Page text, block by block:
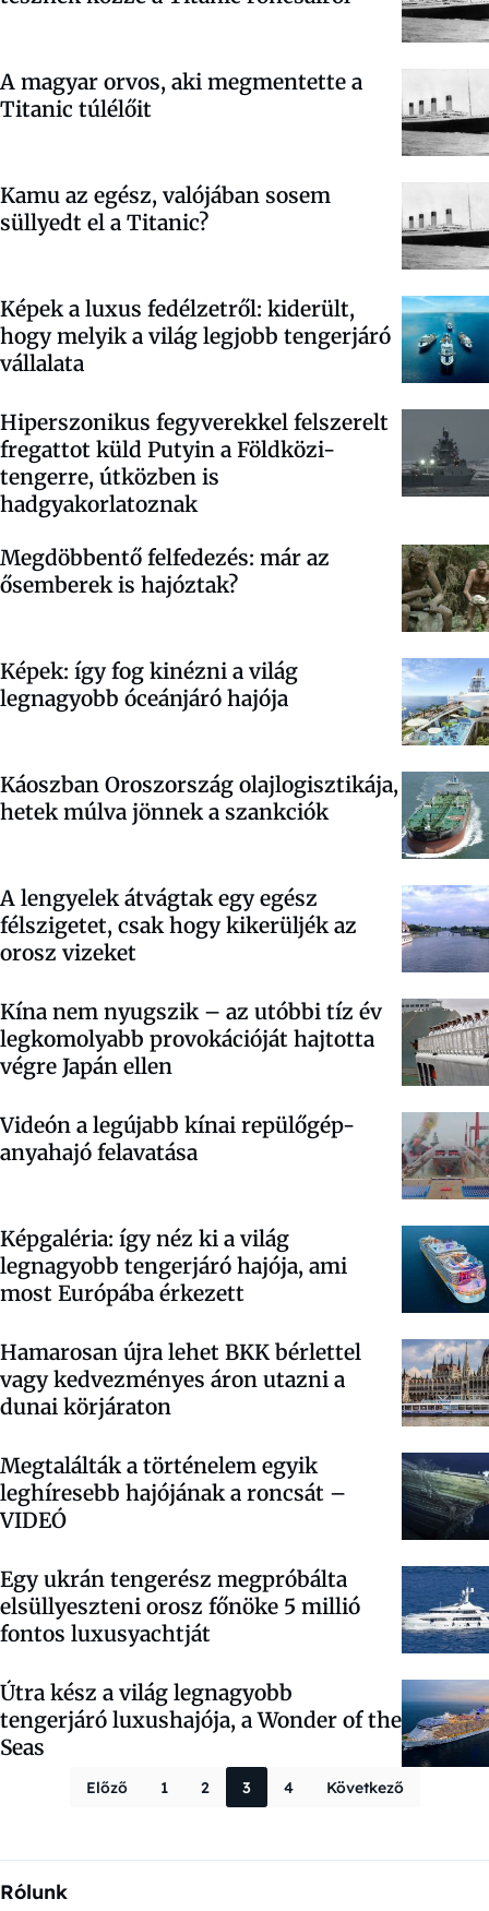
A magyar orvos, aki megmentette a
Titanic túlélőit
Kamu az egész, valójában sosem
süllyedt el a Titanic?
Képek a luxus fedélzetről: kiderült,
hogy melyik a világ legjobb tengerjáró
vállalata
Hiperszonikus fegyverekkel felszerelt
fregattot küld Putyin a Földközi-
tengerre, útközben is
hadgyakorlatoznak
Megdöbbentő felfedezés: már az
ősemberek is hajóztak?
Képek: így fog kinézni a világ
legnagyobb óceánjáró hajója
Káoszban Oroszország olajlogisztikája,
hetek múlva jönnek a szankciók
A lengyelek átvágtak egy egész
félszigetet, csak hogy kikerüljék az
orosz vizeket
Kína nem nyugszik – az utóbbi tíz év
legkomolyabb provokációját hajtotta
végre Japán ellen
Videón a legújabb kínai repülőgép-
anyahajó felavatása
Képgaléria: így néz ki a világ
legnagyobb tengerjáró hajója, ami
most Európába érkezett
Hamarosan újra lehet BKK bérlettel
vagy kedvezményes áron utazni a
dunai körjáraton
Megtalálták a történelem egyik
leghíresebb hajójának a roncsát –
VIDEÓ
Egy ukrán tengerész megpróbálta
elsüllyeszteni orosz főnöke 5 millió
fontos luxusyachtját
Útra kész a világ legnagyobb
tengerjáró luxushajója, a Wonder of the
Seas
Bejegyzések
Előző 1 2 3 4 Következő
Rólunk